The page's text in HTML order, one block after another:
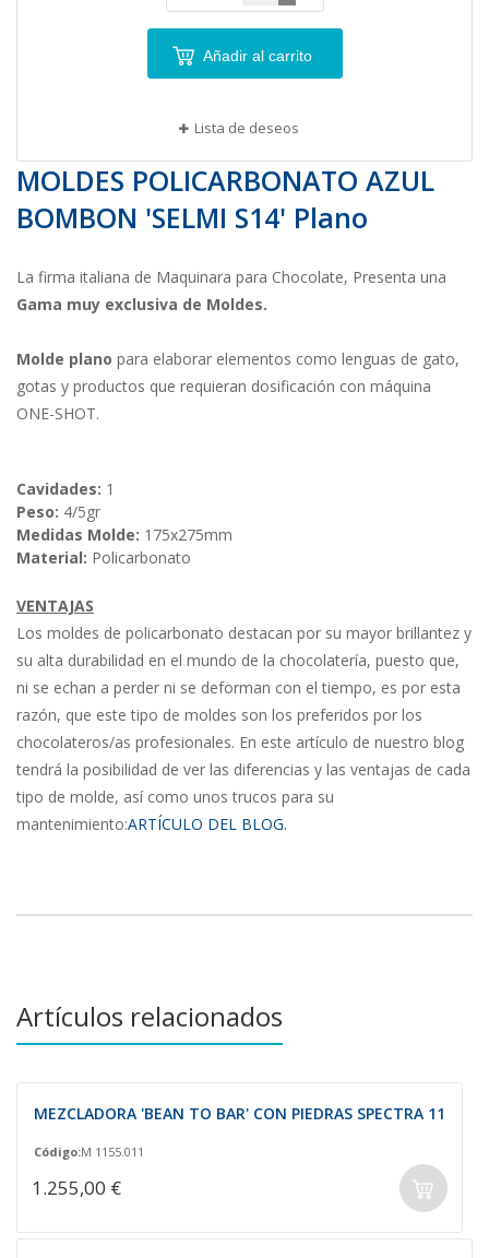
Añadir al carrito
Lista de deseos
MOLDES POLICARBONATO AZUL
BOMBON 'SELMI S14' Plano
La firma italiana de Maquinara para Chocolate, Presenta una
Gama muy exclusiva de Moldes.
Molde plano para elaborar elementos como lenguas de gato,
gotas y productos que requieran dosificación con máquina
ONE-SHOT.
Cavidades: 1
Peso: 4/5gr
Medidas Molde: 175x275mm
Material: Policarbonato
VENTAJAS
Los moldes de policarbonato destacan por su mayor brillantez y
su alta durabilidad en el mundo de la chocolatería, puesto que,
ni se echan a perder ni se deforman con el tiempo, es por esta
razón, que este tipo de moldes son los preferidos por los
chocolateros/as profesionales. En este artículo de nuestro blog
tendrá la posibilidad de ver las diferencias y las ventajas de cada
tipo de molde, así como unos trucos para su
mantenimiento:ARTÍCULO DEL BLOG.
Artículos relacionados
MEZCLADORA 'BEAN TO BAR' CON PIEDRAS SPECTRA 11
Código:M 1155.011
1.255,00 €